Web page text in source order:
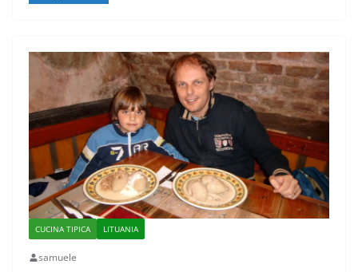
CUCINA TIPICA LITUANIA
samuele